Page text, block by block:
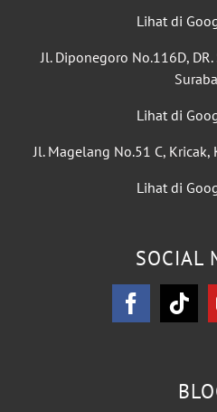
Lihat di
Jl. Diponegoro No.116D,
Lihat di
Jl. Magelang No.51 C, Kricak,
Lihat di
SOCIAL